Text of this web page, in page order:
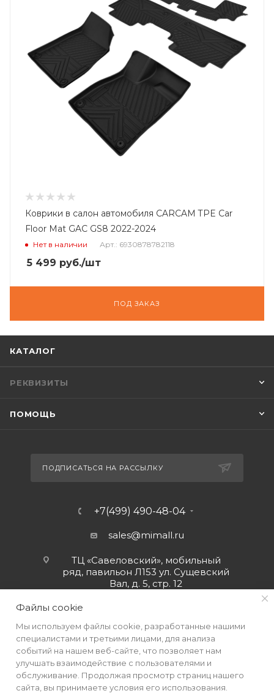
Коврики в салон автомобиля CARCAM TPE Car
Floor Mat GAC GS8 2022-2024
Нет в наличии Арт.: 6930878782118
5 499 руб./шт
ПОД ЗАКАЗ
КАТАЛОГ
РЕКВИЗИТЫ
ПОМОЩЬ
ПОДПИСАТЬСЯ НА РАССЫЛКУ
+7(499) 490-48-04
sales@mimall.ru
ТЦ «Савеловский», мобильный
ряд, павильон Л153 ул. Сущевский
Вал, д. 5, стр. 12
Файлы cookie
Мы используем файлы cookie, разработанные нашими
специалистами и третьими лицами, для анализа
событий на нашем веб-сайте, что позволяет нам
улучшать взаимодействие с пользователями и
обслуживание. Продолжая просмотр страниц нашего
сайта, вы принимаете условия его использования.